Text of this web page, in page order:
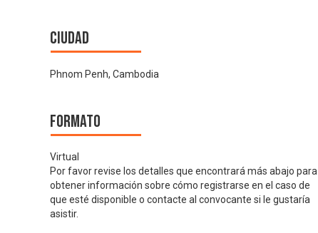
Ciudad
Phnom Penh, Cambodia
Formato
Virtual
Por favor revise los detalles que encontrará más abajo para
obtener información sobre cómo registrarse en el caso de
que esté disponible o contacte al convocante si le gustaría
asistir.